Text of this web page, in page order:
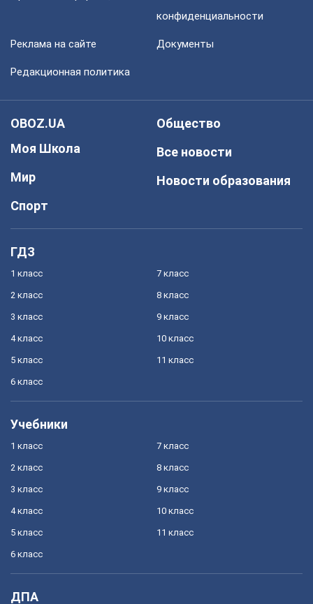
конфиденциальности
Реклама на сайте Документы
Редакционная политика
OBOZ.UA
Моя Школа
Мир
Спорт
Общество
Все новости
Новости образования
ГДЗ
1 класс
2 класс
3 класс
4 класс
5 класс
6 класс
7 класс
8 класс
9 класс
10 класс
11 класс
Учебники
1 класс
2 класс
3 класс
4 класс
5 класс
6 класс
7 класс
8 класс
9 класс
10 класс
11 класс
ДПА